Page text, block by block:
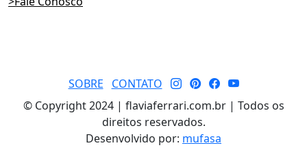
SOBRE
CONTATO
© Copyright 2024 | flaviaferrari.com.br | Todos os
direitos reservados.
Desenvolvido por: mufasa